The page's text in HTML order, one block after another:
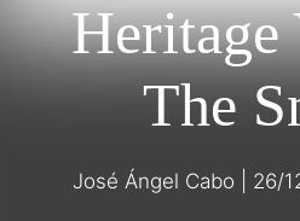
Heritage
The
José Ángel Cabo 26/